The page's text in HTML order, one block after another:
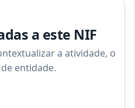
a este NIF
a atividade, o
entidade.